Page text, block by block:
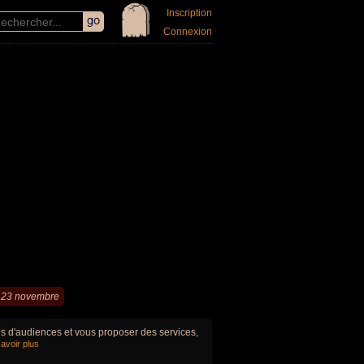
Inscription
Connexion
novembre
d'audiences et vous proposer des services,
plus